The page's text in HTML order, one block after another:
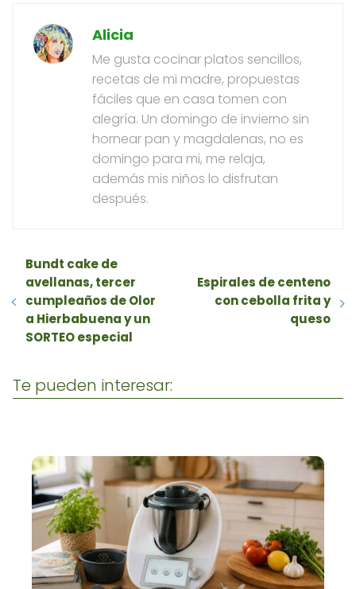
Alicia
Me gusta cocinar platos sencillos,
recetas de mi madre, propuestas
fáciles que en casa tomen con
alegría. Un domingo de invierno sin
hornear pan y magdalenas, no es
domingo para mi, me relaja,
además mis niños lo disfrutan
después.
Bundt cake de
avellanas, tercer
cumpleaños de Olor
a Hierbabuena y un
SORTEO especial
Espirales de centeno
con cebolla frita y
queso
Te pueden interesar: